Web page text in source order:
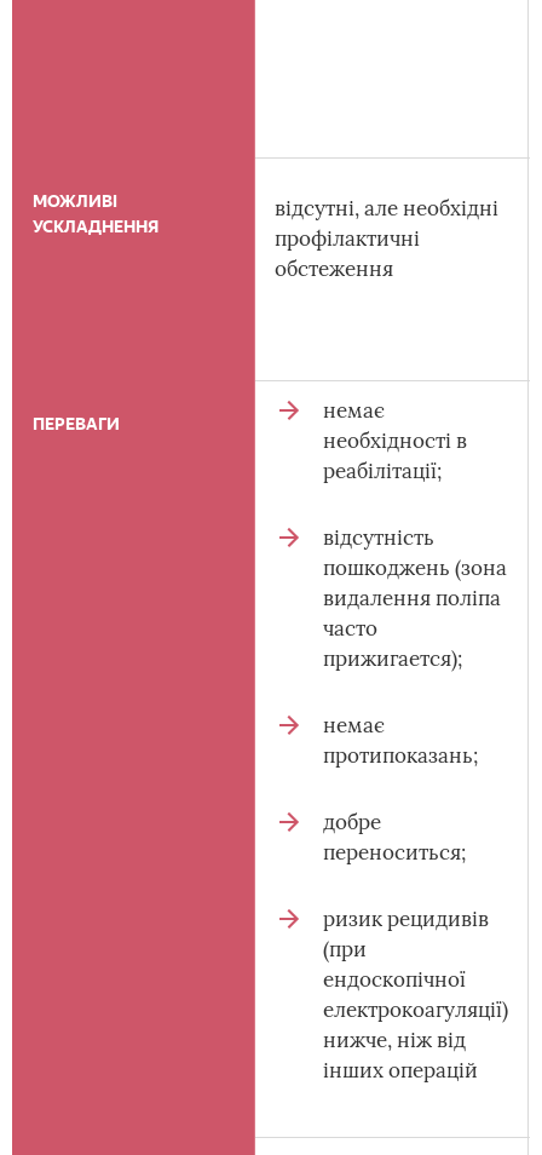
МОЖЛИВІ
УСКЛАДНЕННЯ
відсутні, але необхідні
профілактичні
обстеження
ПЕРЕВАГИ
немає
необхідності в
реабілітації;
відсутність
пошкоджень (зона
видалення поліпа
часто
прижигается);
немає
протипоказань;
добре
переноситься;
ризик рецидивів
(при
ендоскопічної
електрокоагуляції)
нижче, ніж від
інших операцій